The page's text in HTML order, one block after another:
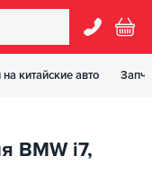
китайские авто
BMW i7,